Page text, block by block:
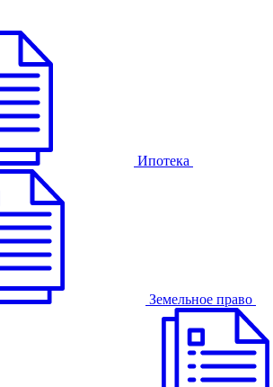
Ипотека
Земельное право